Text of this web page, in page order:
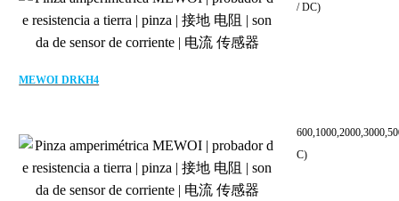
MEWOI DRKH4
/ DC)
C)